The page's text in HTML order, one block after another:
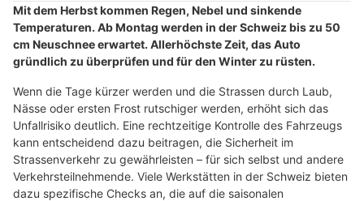
Mit dem Herbst kommen Regen, Nebel und sinkende
Temperaturen. Ab Montag werden in der Schweiz bis zu 50
cm Neuschnee erwartet. Allerhöchste Zeit, das Auto
gründlich zu überprüfen und für den Winter zu rüsten.
Wenn die Tage kürzer werden und die Strassen durch Laub,
Nässe oder ersten Frost rutschiger werden, erhöht sich das
Unfallrisiko deutlich. Eine rechtzeitige Kontrolle des Fahrzeugs
kann entscheidend dazu beitragen, die Sicherheit im
Strassenverkehr zu gewährleisten – für sich selbst und andere
Verkehrsteilnehmende. Viele Werkstätten in der Schweiz bieten
dazu spezifische Checks an, die auf die saisonalen